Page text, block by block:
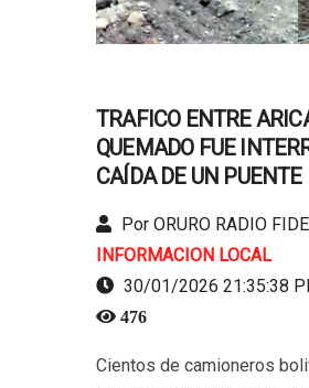
TRAFICO ENTRE
QUEMADO FUE
CAÍDA DE UN PUENTE
Por ORURO RADIO
INFORMACION LOCAL
30/01/2026 21:35:38
476
Cientos de camioneros